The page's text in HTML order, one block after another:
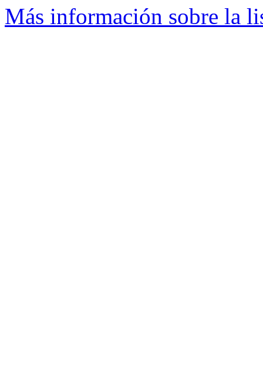
Más información sobre la